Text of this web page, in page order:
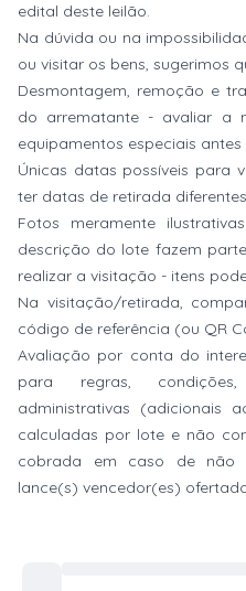
edital deste leilão.
Na dúvida ou na
ou visitar os bens, sugerimos
Desmontagem, remoção e
do arrematante - avaliar a
equipamentos especiais
Únicas datas possíveis para
ter datas de retirada
Fotos meramente
descrição do lote fazem
realizar a visitação - itens
Na visitação/retirada,
código de referência (ou QR
Avaliação por conta do
para regras,
administrativas (adicionais
calculadas por lote e não
cobrada em caso de não
lance(s) vencedor(es)